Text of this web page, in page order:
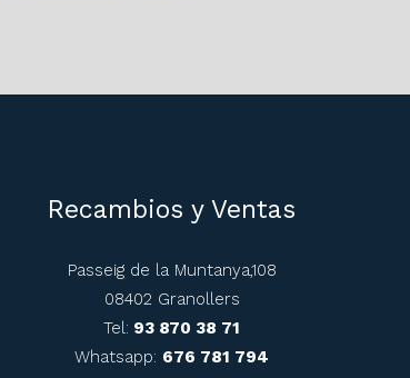
Recambios y Ventas
Passeig de la Muntanya,108
08402 Granollers
Tel: 93 870 38 71
Whatsapp: 676 781 794